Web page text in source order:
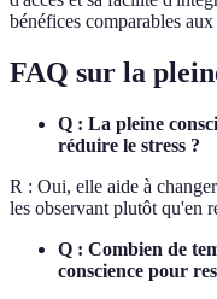
bénéfices comparables
FAQ sur la
Q : La pleine
réduire le stress ?
R : Oui, elle aide à
les observant plutôt qu'en
Q : Combien de
conscience pour